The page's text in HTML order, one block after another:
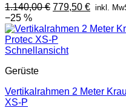
1.140,00€ Ursprünglicher
war:
1.140,00 €
779,50 €
ist:
inkl.
−25 %
Schnellansicht
Gerüste
Vertikalrahmen 2 Meter
XS-P